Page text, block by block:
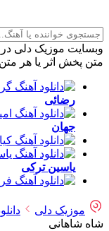
وبسایت موزیک دلی
متن پخش اثر یا هر متن
رضائی
جهان
یاسین ترکی
موزیک دلی
شاه شاهانی